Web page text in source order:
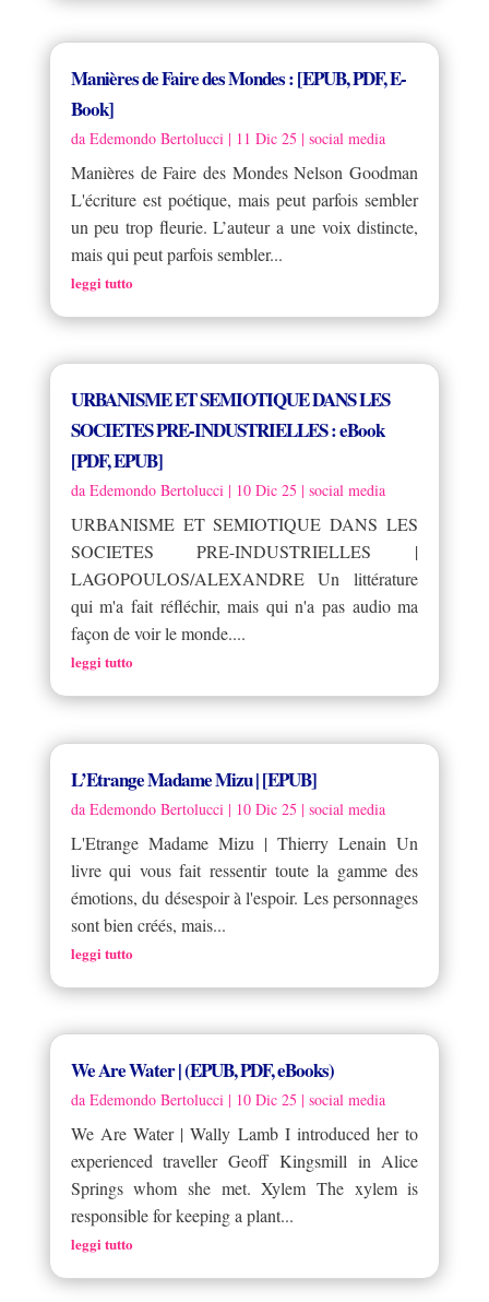
Manières de Faire des Mondes : [EPUB, PDF, E-
Book]
da Edemondo Bertolucci| 11 Dic 25 | social media
Manières de Faire des Mondes Nelson Goodman
L'écriture est poétique, mais peut parfois sembler
un peu trop fleurie. L’auteur a une voix distincte,
mais qui peut parfois sembler...
leggi tutto
URBANISME ET SEMIOTIQUE DANS LES
SOCIETES PRE-INDUSTRIELLES : eBook
[PDF, EPUB]
da Edemondo Bertolucci| 10 Dic 25 | social media
URBANISME ET SEMIOTIQUE DANS LES
SOCIETES PRE-INDUSTRIELLES |
LAGOPOULOS/ALEXANDRE Un littérature
qui m'a fait réfléchir, mais qui n'a pas audio ma
façon de voir le monde....
leggi tutto
L’Etrange Madame Mizu | [EPUB]
da Edemondo Bertolucci | 10 Dic 25 | social media
L'Etrange Madame Mizu | Thierry Lenain Un
livre qui vous fait ressentir toute la gamme des
émotions, du désespoir à l'espoir. Les personnages
sont bien créés, mais...
leggi tutto
We Are Water | (EPUB, PDF, eBooks)
da Edemondo Bertolucci| 10 Dic 25 | social media
We Are Water | Wally Lamb I introduced her to
experienced traveller Geoff Kingsmill in Alice
Springs whom she met. Xylem The xylem is
responsible for keeping a plant...
leggi tutto